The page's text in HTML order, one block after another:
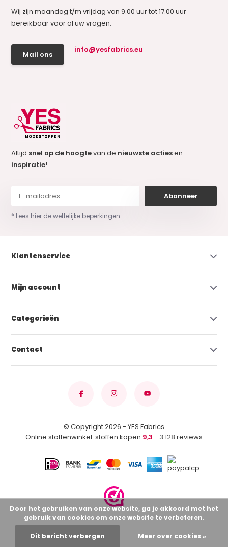
Wij zijn maandag t/m vrijdag van 9.00 uur tot 17.00 uur
bereikbaar voor al uw vragen.
Mail ons
info@yesfabrics.eu
Altijd snel op de hoogtevan de nieuwste actiesen
inspiratie!
Abonneer
* Lees hier de wettelijke beperkingen
Klantenservice
Mijn account
Categorieën
Contact
© Copyright 2026 - YES Fabrics
Online stoffenwinkel: stoffen kopen 9,3 - 3.128 reviews
Door het gebruiken van onze website, ga je akkoord met het
gebruik van cookies om onze website te verbeteren.
Dit bericht verbergen Meer over cookies »